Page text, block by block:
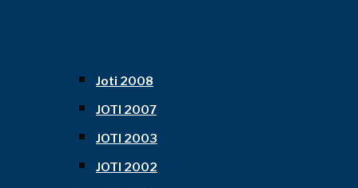
Joti 2008
JOTI 2007
JOTI 2003
JOTI 2002